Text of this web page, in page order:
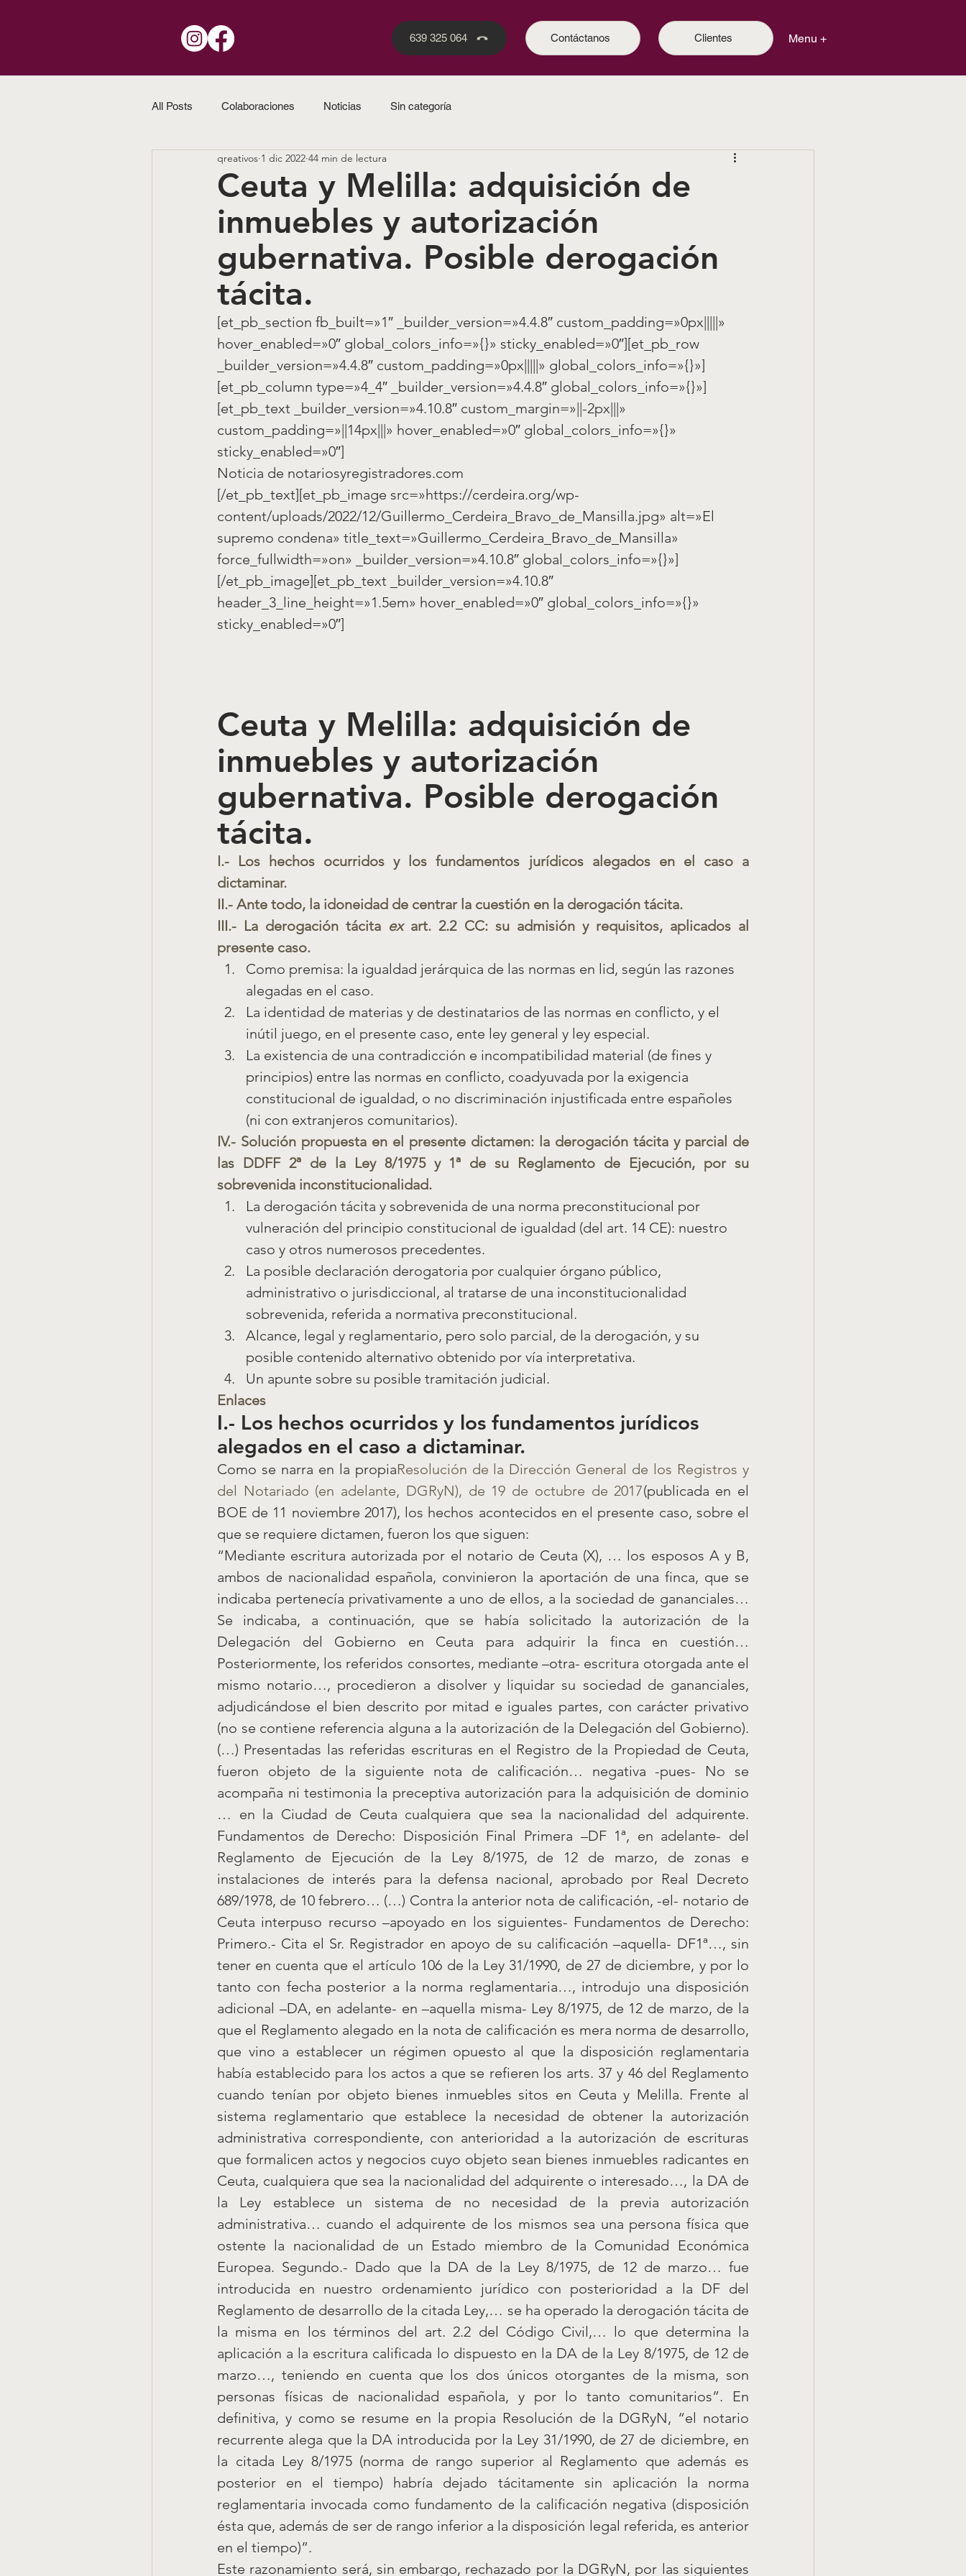
639 325 064 Contáctanos Clientes Menu +
All Posts Colaboraciones Noticias Sin categoría
Ceuta y Melilla: adquisición de
inmuebles y autorización
gubernativa. Posible derogación
tácita.
qreativos 1 dic 2022 44 min de lectura
[et_pb_section fb_built=»1″ _builder_version=»4.4.8″ custom_padding=»0px|||||»
hover_enabled=»0″ global_colors_info=»{}» sticky_enabled=»0″][et_pb_row
_builder_version=»4.4.8″ custom_padding=»0px|||||» global_colors_info=»{}»]
[et_pb_column type=»4_4″ _builder_version=»4.4.8″ global_colors_info=»{}»]
[et_pb_text _builder_version=»4.10.8″ custom_margin=»||-2px|||»
custom_padding=»||14px|||» hover_enabled=»0″ global_colors_info=»{}»
sticky_enabled=»0″]
Noticia de notariosyregistradores.com
[/et_pb_text][et_pb_image src=»https://cerdeira.org/wp-
content/uploads/2022/12/Guillermo_Cerdeira_Bravo_de_Mansilla.jpg» alt=»El
supremo condena» title_text=»Guillermo_Cerdeira_Bravo_de_Mansilla»
force_fullwidth=»on» _builder_version=»4.10.8″ global_colors_info=»{}»]
[/et_pb_image][et_pb_text _builder_version=»4.10.8″
header_3_line_height=»1.5em» hover_enabled=»0″ global_colors_info=»{}»
sticky_enabled=»0″]
Ceuta y Melilla: adquisición de
inmuebles y autorización
gubernativa. Posible derogación
tácita.
I.- Los hechos ocurridos y los fundamentos jurídicos alegados en el caso a
dictaminar.
II.- Ante todo, la idoneidad de centrar la cuestión en la derogación tácita.
III.- La derogación tácita ex art. 2.2 CC: su admisión y requisitos, aplicados al
presente caso.
Como premisa: la igualdad jerárquica de las normas en lid, según las razones
alegadas en el caso.
La identidad de materias y de destinatarios de las normas en conflicto, y el
inútil juego, en el presente caso, ente ley general y ley especial.
La existencia de una contradicción e incompatibilidad material (de fines y
principios) entre las normas en conflicto, coadyuvada por la exigencia
constitucional de igualdad, o no discriminación injustificada entre españoles
(ni con extranjeros comunitarios).
IV.- Solución propuesta en el presente dictamen: la derogación tácita y parcial de
las DDFF 2ª de la Ley 8/1975 y 1ª de su Reglamento de Ejecución, por su
sobrevenida inconstitucionalidad.
La derogación tácita y sobrevenida de una norma preconstitucional por
vulneración del principio constitucional de igualdad (del art. 14 CE): nuestro
caso y otros numerosos precedentes.
La posible declaración derogatoria por cualquier órgano público,
administrativo o jurisdiccional, al tratarse de una inconstitucionalidad
sobrevenida, referida a normativa preconstitucional.
Alcance, legal y reglamentario, pero solo parcial, de la derogación, y su
posible contenido alternativo obtenido por vía interpretativa.
Un apunte sobre su posible tramitación judicial.
Enlaces
I.- Los hechos ocurridos y los fundamentos jurídicos
alegados en el caso a dictaminar.
Como se narra en la propiaResolución de la Dirección General de los Registros y
del Notariado (en adelante, DGRyN), de 19 de octubre de 2017(publicada en el
BOE de 11 noviembre 2017), los hechos acontecidos en el presente caso, sobre el
que se requiere dictamen, fueron los que siguen:
“Mediante escritura autorizada por el notario de Ceuta (X), … los esposos A y B,
ambos de nacionalidad española, convinieron la aportación de una finca, que se
indicaba pertenecía privativamente a uno de ellos, a la sociedad de gananciales…
Se indicaba, a continuación, que se había solicitado la autorización de la
Delegación del Gobierno en Ceuta para adquirir la finca en cuestión…
Posteriormente, los referidos consortes, mediante –otra- escritura otorgada ante el
mismo notario…, procedieron a disolver y liquidar su sociedad de gananciales,
adjudicándose el bien descrito por mitad e iguales partes, con carácter privativo
(no se contiene referencia alguna a la autorización de la Delegación del Gobierno).
(…) Presentadas las referidas escrituras en el Registro de la Propiedad de Ceuta,
fueron objeto de la siguiente nota de calificación… negativa -pues- No se
acompaña ni testimonia la preceptiva autorización para la adquisición de dominio
… en la Ciudad de Ceuta cualquiera que sea la nacionalidad del adquirente.
Fundamentos de Derecho: Disposición Final Primera –DF 1ª, en adelante- del
Reglamento de Ejecución de la Ley 8/1975, de 12 de marzo, de zonas e
instalaciones de interés para la defensa nacional, aprobado por Real Decreto
689/1978, de 10 febrero… (…) Contra la anterior nota de calificación, -el- notario de
Ceuta interpuso recurso –apoyado en los siguientes- Fundamentos de Derecho:
Primero.- Cita el Sr. Registrador en apoyo de su calificación –aquella- DF1ª…, sin
tener en cuenta que el artículo 106 de la Ley 31/1990, de 27 de diciembre, y por lo
tanto con fecha posterior a la norma reglamentaria…, introdujo una disposición
adicional –DA, en adelante- en –aquella misma- Ley 8/1975, de 12 de marzo, de la
que el Reglamento alegado en la nota de calificación es mera norma de desarrollo,
que vino a establecer un régimen opuesto al que la disposición reglamentaria
había establecido para los actos a que se refieren los arts. 37 y 46 del Reglamento
cuando tenían por objeto bienes inmuebles sitos en Ceuta y Melilla. Frente al
sistema reglamentario que establece la necesidad de obtener la autorización
administrativa correspondiente, con anterioridad a la autorización de escrituras
que formalicen actos y negocios cuyo objeto sean bienes inmuebles radicantes en
Ceuta, cualquiera que sea la nacionalidad del adquirente o interesado…, la DA de
la Ley establece un sistema de no necesidad de la previa autorización
administrativa… cuando el adquirente de los mismos sea una persona física que
ostente la nacionalidad de un Estado miembro de la Comunidad Económica
Europea. Segundo.- Dado que la DA de la Ley 8/1975, de 12 de marzo… fue
introducida en nuestro ordenamiento jurídico con posterioridad a la DF del
Reglamento de desarrollo de la citada Ley,… se ha operado la derogación tácita de
la misma en los términos del art. 2.2 del Código Civil,… lo que determina la
aplicación a la escritura calificada lo dispuesto en la DA de la Ley 8/1975, de 12 de
marzo…, teniendo en cuenta que los dos únicos otorgantes de la misma, son
personas físicas de nacionalidad española, y por lo tanto comunitarios”. En
definitiva, y como se resume en la propia Resolución de la DGRyN, “el notario
recurrente alega que la DA introducida por la Ley 31/1990, de 27 de diciembre, en
la citada Ley 8/1975 (norma de rango superior al Reglamento que además es
posterior en el tiempo) habría dejado tácitamente sin aplicación la norma
reglamentaria invocada como fundamento de la calificación negativa (disposición
ésta que, además de ser de rango inferior a la disposición legal referida, es anterior
en el tiempo)”.
Este razonamiento será, sin embargo, rechazado por la DGRyN, por las siguientes